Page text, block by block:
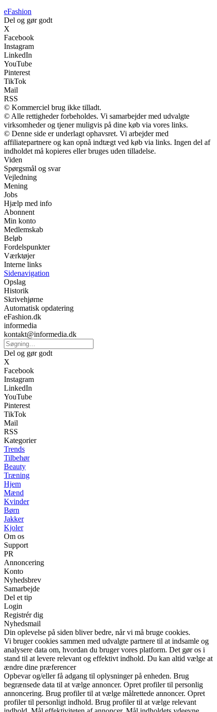
eFashion
Del og gør godt
X
Facebook
Instagram
LinkedIn
YouTube
Pinterest
TikTok
Mail
RSS
© Kommerciel brug ikke tilladt.
© Alle rettigheder forbeholdes. Vi samarbejder med udvalgte
virksomheder og tjener muligvis på dine køb via vores links.
© Denne side er underlagt ophavsret. Vi arbejder med
affiliatepartnere og kan opnå indtægt ved køb via links. Ingen del af
indholdet må kopieres eller bruges uden tilladelse.
Viden
Spørgsmål og svar
Vejledning
Mening
Jobs
Hjælp med info
Abonnent
Min konto
Medlemskab
Beløb
Fordelspunkter
Værktøjer
Interne links
Sidenavigation
Opslag
Historik
Skrivehjørne
Automatisk opdatering
eFashion.dk
informedia
kontakt@informedia.dk
Del og gør godt
X
Facebook
Instagram
LinkedIn
YouTube
Pinterest
TikTok
Mail
RSS
Kategorier
Trends
Tilbehør
Beauty
Træning
Hjem
Mænd
Kvinder
Børn
Jakker
Kjoler
Om os
Support
PR
Annoncering
Konto
Nyhedsbrev
Samarbejde
Del et tip
Login
Registrér dig
Nyhedsmail
Din oplevelse på siden bliver bedre, når vi må bruge cookies.
Vi bruger cookies sammen med udvalgte partnere til at indsamle og
analysere data om, hvordan du bruger vores platform. Det gør os i
stand til at levere relevant og effektivt indhold. Du kan altid vælge at
ændre dine præferencer
Opbevar og/eller få adgang til oplysninger på enheden. Brug
begrænsede data til at vælge annoncer. Opret profiler til personlig
annoncering. Brug profiler til at vælge målrettede annoncer. Opret
profiler til personligt indhold. Brug profiler til at vælge relevant